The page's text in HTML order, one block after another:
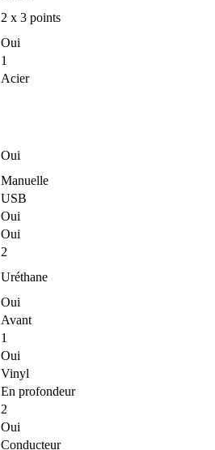
2 x 3 points
Oui
1
Acier
Oui
Manuelle
USB
Oui
Oui
2
Uréthane
Oui
Avant
1
Oui
Vinyl
En profondeur
2
Oui
Conducteur